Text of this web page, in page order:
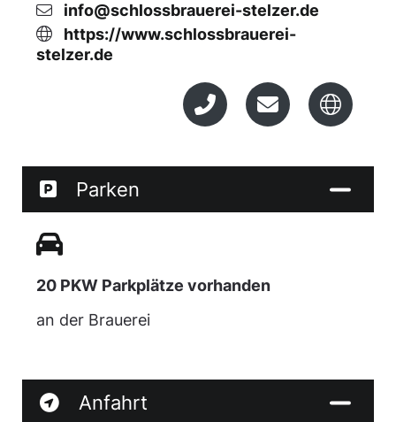
info@schlossbrauerei-stelzer.de
https://www.schlossbrauerei-
stelzer.de
Parken
20 PKW Parkplätze vorhanden
an der Brauerei
Anfahrt